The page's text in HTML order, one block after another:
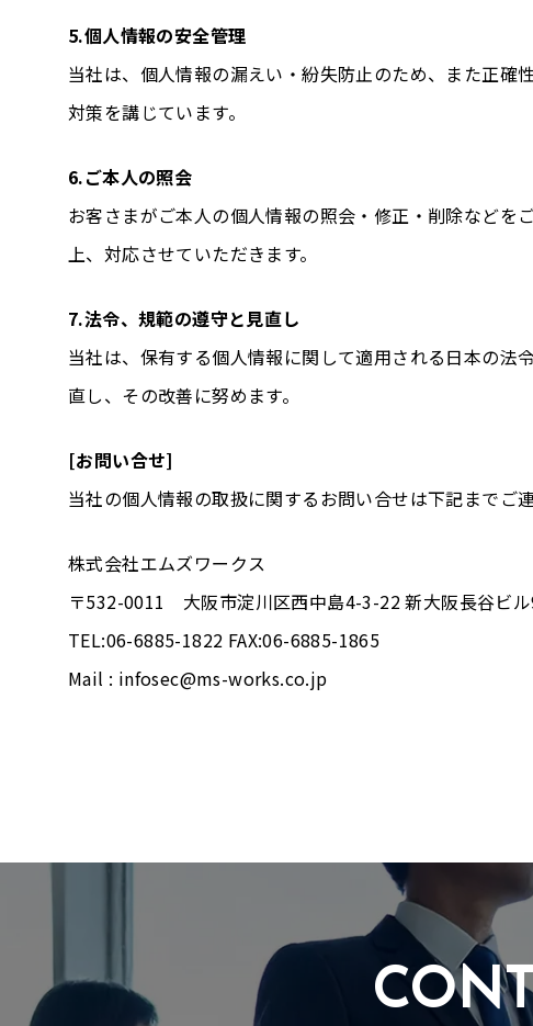
5.個人情報の安全管理
当社は、個人情報の漏えい・紛失防止のため、また正確
対策を講じています。
6.ご本人の照会
お客さまがご本人の個人情報の照会・修正・削除などを
上、対応させていただきます。
7.法令、規範の遵守と見直し
当社は、保有する個人情報に関して適用される日本の法
直し、その改善に努めます。
[お問い合せ]
当社の個人情報の取扱に関するお問い合せは下記までご
株式会社エムズワークス
〒532-0011 大阪市淀川区西中島4-3-22 新大阪長谷ビ
TEL:06-6885-1822 FAX:06-6885-1865
Mail : infosec@ms-works.co.jp